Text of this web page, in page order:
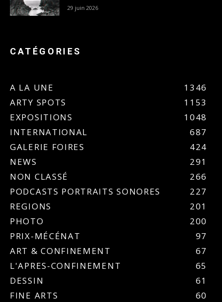
29 juin 2026
CATÉGORIES
A LA UNE
1346
ARTY SPOTS
1153
EXPOSITIONS
1048
INTERNATIONAL
687
GALERIE FOIRES
424
NEWS
291
NON CLASSÉ
266
PODCASTS PORTRAITS SONORES
227
REGIONS
201
PHOTO
200
PRIX-MÉCÉNAT
97
ART & CONFINEMENT
67
L'APRES-CONFINEMENT
65
DESSIN
61
FINE ARTS
60